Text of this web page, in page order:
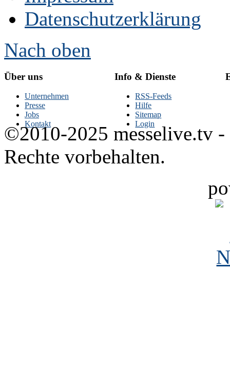
Datenschutzerklärung
Nach oben
Über uns
Unternehmen
Presse
Jobs
Kontakt
Info & Dienste
RSS-Feeds
Hilfe
Sitemap
Login
©2010-2025 messelive.tv -
Rechte vorbehalten.